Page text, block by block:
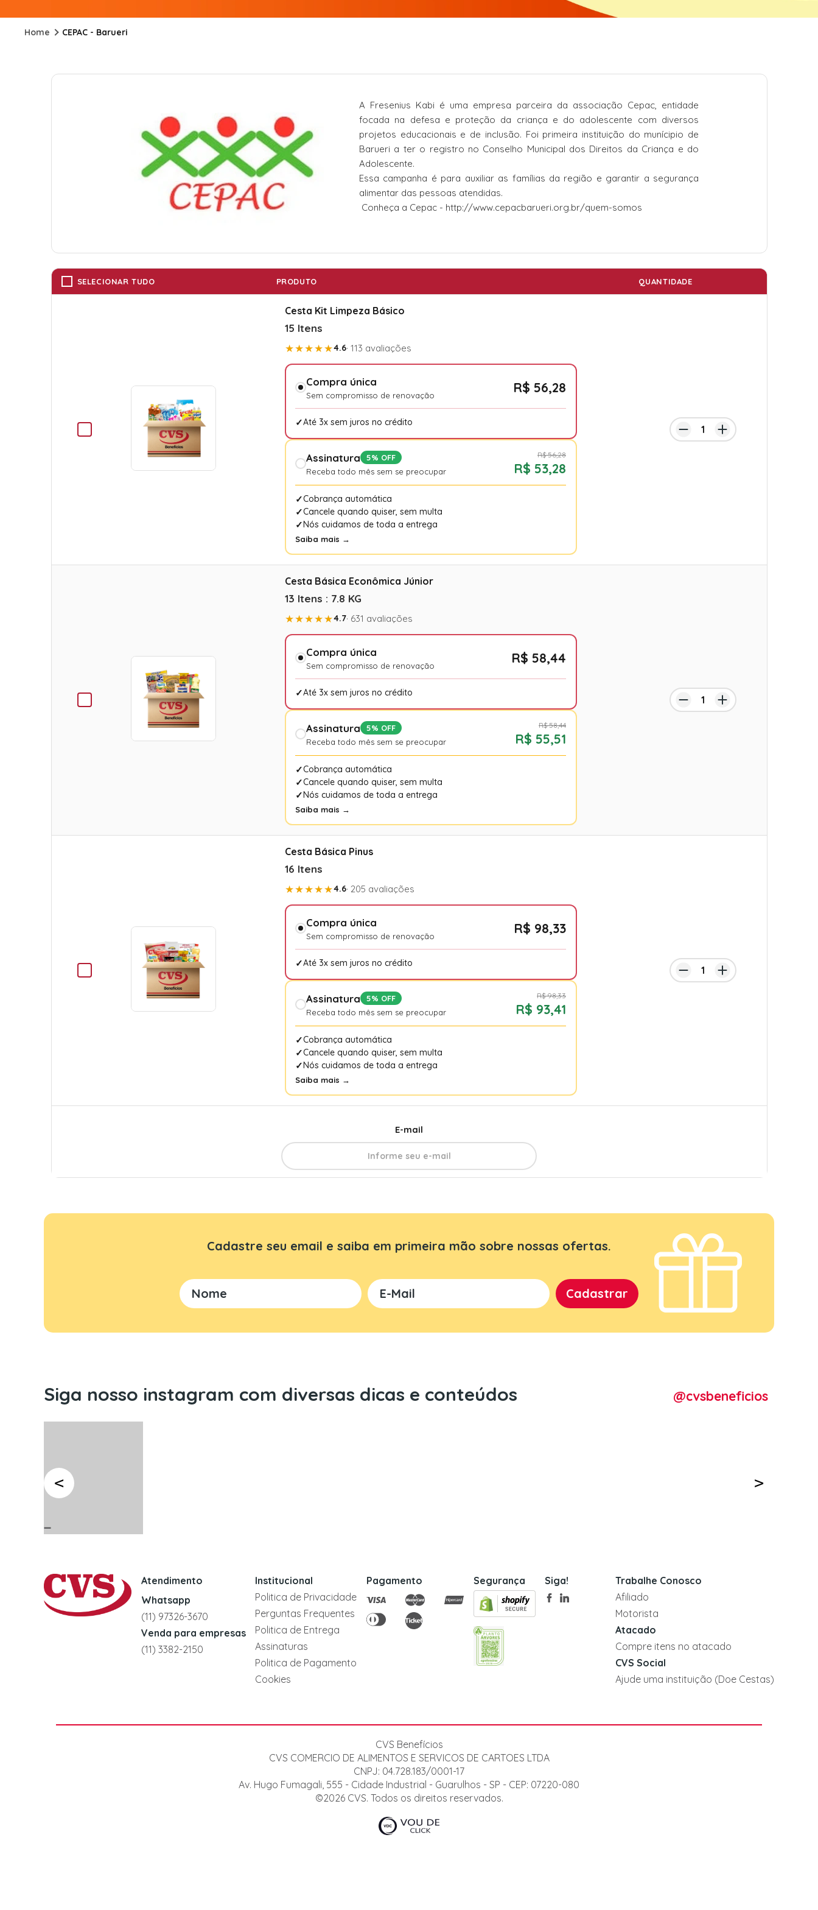
Home CEPAC - Barueri
A Fresenius Kabi é uma empresa parceira da associação Cepac, entidade
focada na defesa e proteção da criança e do adolescente com diversos
projetos educacionais e de inclusão. Foi primeira instituição do munícipio de
Barueri a ter o registro no Conselho Municipal dos Direitos da Criança e do
Adolescente.
Essa campanha é para auxiliar as famílias da região e garantir a segurança
alimentar das pessoas atendidas.
Conheça a Cepac - http://www.cepacbarueri.org.br/quem-somos
SELECIONAR TUDO PRODUTO QUANTIDADE
Cesta Kit Limpeza Básico
15 Itens
★★★★★4.6· 113 avaliações
Compra única
Sem compromisso de renovação R$ 56,28
Até 3x sem juros no crédito
Assinatura
5% OFF
Receba todo mês sem se preocupar
R$ 56,28
R$ 53,28
Cobrança automática
Cancele quando quiser, sem multa
Nós cuidamos de toda a entrega
Saiba mais →
Cesta Básica Econômica Júnior
13 Itens : 7.8 KG
★★★★★4.7· 631 avaliações
Compra única
Sem compromisso de renovação R$ 58,44
Até 3x sem juros no crédito
Assinatura
5% OFF
Receba todo mês sem se preocupar
R$ 58,44
R$ 55,51
Cobrança automática
Cancele quando quiser, sem multa
Nós cuidamos de toda a entrega
Saiba mais →
Cesta Básica Pinus
16 Itens
★★★★★4.6· 205 avaliações
Compra única
Sem compromisso de renovação R$ 98,33
Até 3x sem juros no crédito
Assinatura
5% OFF
Receba todo mês sem se preocupar
R$ 98,33
R$ 93,41
Cobrança automática
Cancele quando quiser, sem multa
Nós cuidamos de toda a entrega
Saiba mais →
E-mail
Cadastre seu email e saiba em primeira mão sobre nossas ofertas.
Siga nosso instagram com diversas dicas e conteúdos @cvsbeneficios
Atendimento
Whatsapp
(11) 97326-3670
Venda para empresas
(11) 3382-2150
Institucional
Politica de Privacidade
Perguntas Frequentes
Politica de Entrega
Assinaturas
Politica de Pagamento
Cookies
Pagamento Segurança Siga!
Trabalhe Conosco
Afiliado
Motorista
Atacado
Compre itens no atacado
CVS Social
Ajude uma instituição (Doe Cestas)
CVS Benefícios
CVS COMERCIO DE ALIMENTOS E SERVICOS DE CARTOES LTDA
CNPJ: 04.728.183/0001-17
Av. Hugo Fumagali, 555 - Cidade Industrial - Guarulhos - SP - CEP: 07220-080
©2026 CVS. Todos os direitos reservados.